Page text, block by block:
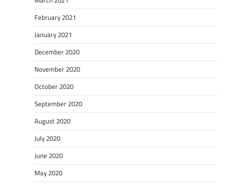
February 2021
January 2021
December 2020
November 2020
October 2020
September 2020
August 2020
July 2020
June 2020
May 2020